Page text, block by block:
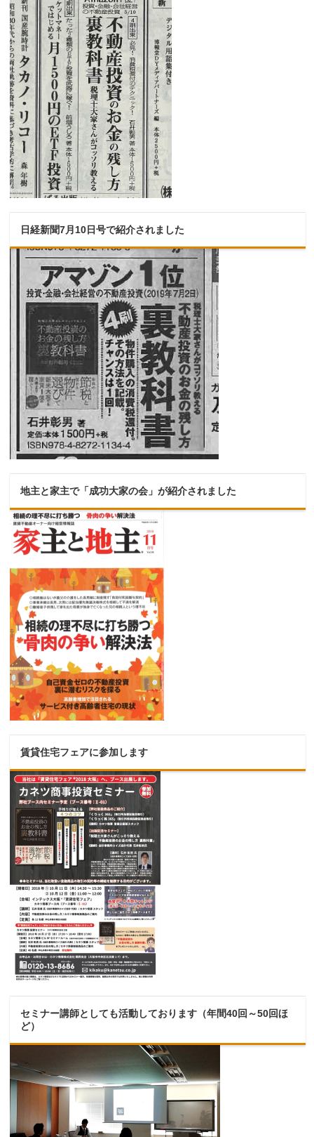
日経新聞7月10日号で紹介されました
地主と家主で「成功大家の会」が紹介されました
賃貸住宅フェアに参加します
セミナー講師としても活動しております（年間40回～50回ほ
ど）